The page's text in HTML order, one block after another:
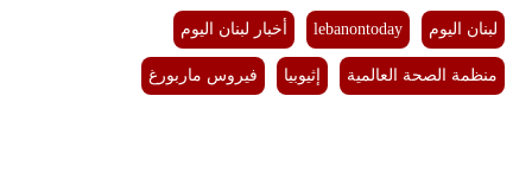
لبنان اليوم lebanontoday أخبار لبنان اليوم
منظمة الصحة العالمية إثيوبيا فيروس ماربورغ